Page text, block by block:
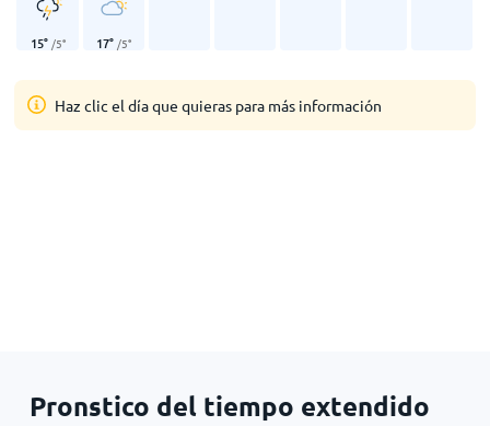
15° /5° 17° /5°
Haz clic el día que quieras para más información
Pronstico del tiempo extendido